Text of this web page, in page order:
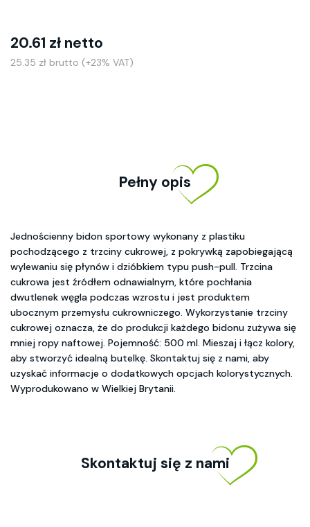
20.61 zł netto
25.35 zł brutto (+23% VAT)
Pełny opis
Jednościenny bidon sportowy wykonany z plastiku
pochodzącego z trzciny cukrowej, z pokrywką zapobiegającą
wylewaniu się płynów i dzióbkiem typu push-pull. Trzcina
cukrowa jest źródłem odnawialnym, które pochłania
dwutlenek węgla podczas wzrostu i jest produktem
ubocznym przemysłu cukrowniczego. Wykorzystanie trzciny
cukrowej oznacza, że do produkcji każdego bidonu zużywa się
mniej ropy naftowej. Pojemność: 500 ml. Mieszaj i łącz kolory,
aby stworzyć idealną butelkę. Skontaktuj się z nami, aby
uzyskać informacje o dodatkowych opcjach kolorystycznych.
Wyprodukowano w Wielkiej Brytanii.
Skontaktuj się z nami